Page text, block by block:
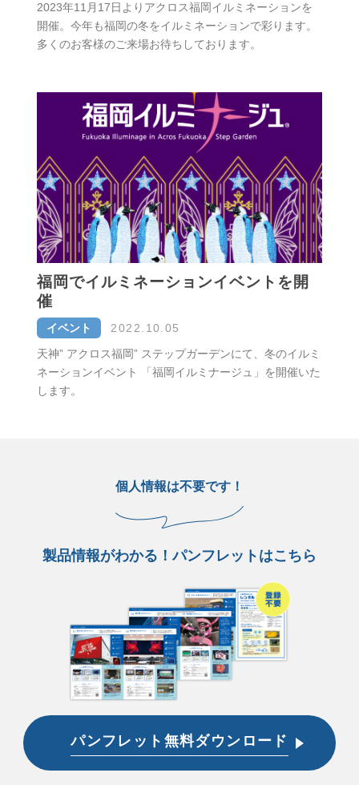
2023年11月17日よりアクロス福岡イルミネーションを
開催。今年も福岡の冬をイルミネーションで彩ります。
多くのお客様のご来場お待ちしております。
福岡でイルミネーションイベントを開
催
イベント
2022.10.05
天神” アクロス福岡” ステップガーデンにて、冬のイルミ
ネーションイベント 「福岡イルミナージュ」を開催いた
します。
個人情報は不要です！
製品情報がわかる！パンフレットはこちら
パンフレット無料ダウンロード